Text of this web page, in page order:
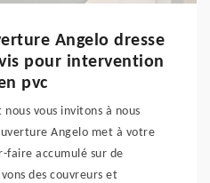
Angelo dresse
pour intervention
pvc
vous invitons à nous
Angelo met à votre
faire accumulé sur de
des couvreurs et